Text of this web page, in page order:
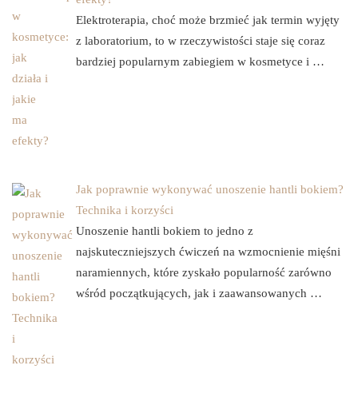
Elektroterapia, choć może brzmieć jak termin wyjęty
z laboratorium, to w rzeczywistości staje się coraz
bardziej popularnym zabiegiem w kosmetyce i …
Jak poprawnie wykonywać unoszenie hantli bokiem?
Technika i korzyści
Unoszenie hantli bokiem to jedno z
najskuteczniejszych ćwiczeń na wzmocnienie mięśni
naramiennych, które zyskało popularność zarówno
wśród początkujących, jak i zaawansowanych …